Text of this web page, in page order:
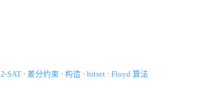
2-SAT · 差分约束 · 构造 · bitset · Floyd 算法